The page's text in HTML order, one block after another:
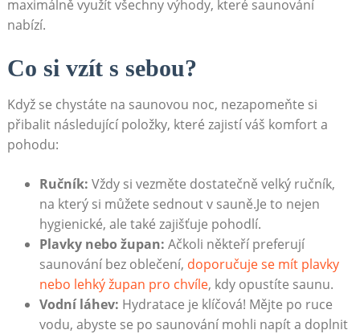
maximálně využít‍ všechny ⁢výhody, které saunování
nabízí.
Co si vzít s sebou?
Když ​se chystáte na saunovou noc, nezapomeňte si
přibalit ‌následující položky, ⁤které ​zajistí váš komfort a
pohodu:
Ručník: Vždy ​si ‌vezměte ‍dostatečně ​velký ⁤ručník,
na⁣ který si⁢ můžete sednout v sauně.Je⁢ to nejen
hygienické, ale ⁢také​ zajišťuje ‌pohodlí.
Plavky‌ nebo župan: ⁣Ačkoli někteří preferují
saunování bez⁣ oblečení, ⁣ doporučuje ⁣se ‍mít‌ plavky
nebo lehký župan ⁢pro chvíle, kdy opustíte saunu.
Vodní láhev: Hydratace je klíčová! Mějte po ruce
vodu, abyste se po saunování mohli napít a⁤ doplnit